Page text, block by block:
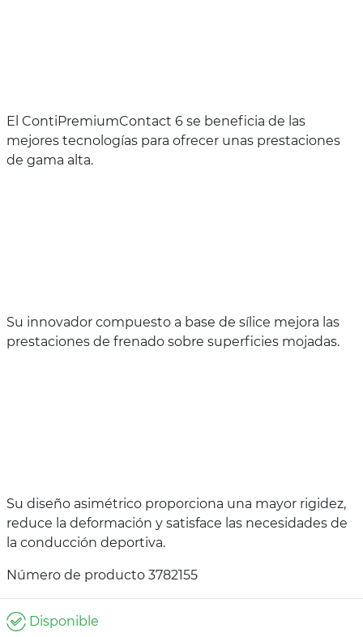
El ContiPremiumContact 6 se beneficia de las
mejores tecnologías para ofrecer unas prestaciones
de gama alta.
Su innovador compuesto a base de sílice mejora las
prestaciones de frenado sobre superficies mojadas.
Su diseño asimétrico proporciona una mayor rigidez,
reduce la deformación y satisface las necesidades de
la conducción deportiva.
Número de producto 3782155
Disponible